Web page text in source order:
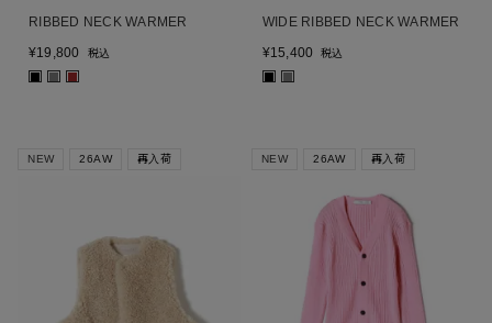
RIBBED NECK WARMER
¥19,800 税込
■ ■ ■
WIDE RIBBED NECK WARMER
¥15,400 税込
■ ■
NEW 26AW 再入荷 NEW 26AW 再入荷